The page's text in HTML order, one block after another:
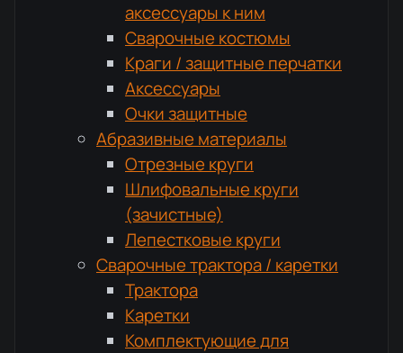
аксессуары к ним
Сварочные костюмы
Краги / защитные перчатки
Аксессуары
Очки защитные
Абразивные материалы
Отрезные круги
Шлифовальные круги
(зачистные)
Лепестковые круги
Сварочные трактора / каретки
Трактора
Каретки
Комплектующие для